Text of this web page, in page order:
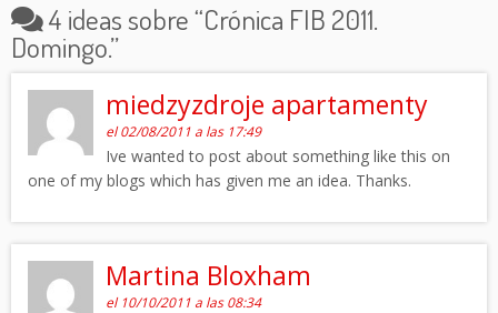
4 ideas sobre “Crónica FIB 2011.
Domingo.”
miedzyzdroje apartamenty
el 02/08/2011 a las 17:49
Ive wanted to post about something like this on
one of my blogs which has given me an idea. Thanks.
Martina Bloxham
el 10/10/2011 a las 08:34